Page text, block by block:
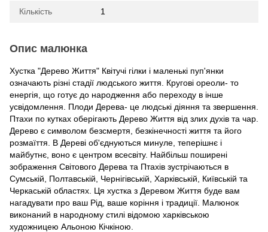
Кількість 1
Опис малюнка
Хустка "Дерево Життя" Квітучі гілки і маленькі пуп'янки
означають різні стадії людського життя. Кругові ореоли- то
енергія, що готує до народження або переходу в інше
усвідомлення. Плоди Дерева- це людські діяння та звершення.
Птахи по кутках оберігають Дерево Життя від злих духів та чар.
Дерево є символом безсмертя, безкінечності життя та його
розмаїття. В Дереві об'єднуються минуле, теперішнє і
майбутнє, воно є центром всесвіту. Найбільш поширені
зображення Світового Дерева та Птахів зустрічаються в
Сумській, Полтавській, Чернігівській, Харківській, Київській та
Черкаській областях. Ця хустка з Деревом Життя буде вам
нагадувати про ваш Рід, ваше коріння і традиції. Малюнок
виконаний в народному стилі відомою харківською
художницею Альоною Кічкіною.